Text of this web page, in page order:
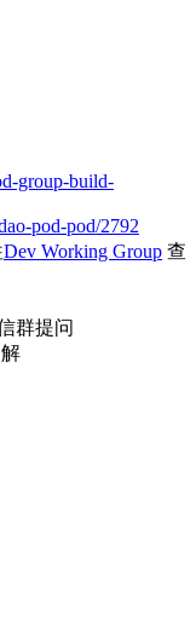
group-build-
pod-pod/2792
Dev Working Group 查
群提问